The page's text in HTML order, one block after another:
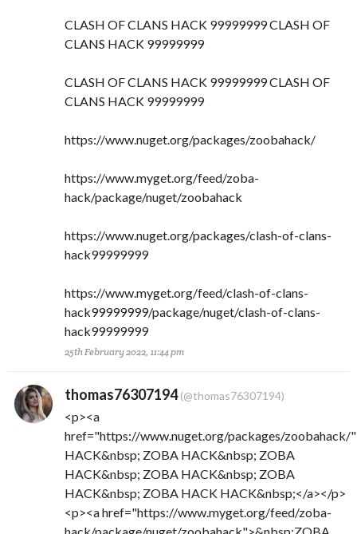
CLASH OF CLANS HACK 99999999 CLASH OF
CLANS HACK 99999999
CLASH OF CLANS HACK 99999999 CLASH OF
CLANS HACK 99999999
https://www.nuget.org/packages/zoobahack/
https://www.myget.org/feed/zoba-
hack/package/nuget/zoobahack
https://www.nuget.org/packages/clash-of-clans-
hack99999999
https://www.myget.org/feed/clash-of-clans-
hack99999999/package/nuget/clash-of-clans-
hack99999999
25th February 2022, 11:44 pm
thomas76307194(@thomas76307194)
<p><a
href="https://www.nuget.org/packages/zoobahack/
HACK&nbsp; ZOBA HACK&nbsp; ZOBA
HACK&nbsp; ZOBA HACK&nbsp; ZOBA
HACK&nbsp; ZOBA HACK HACK&nbsp;</a></p>
<p><a href="https://www.myget.org/feed/zoba-